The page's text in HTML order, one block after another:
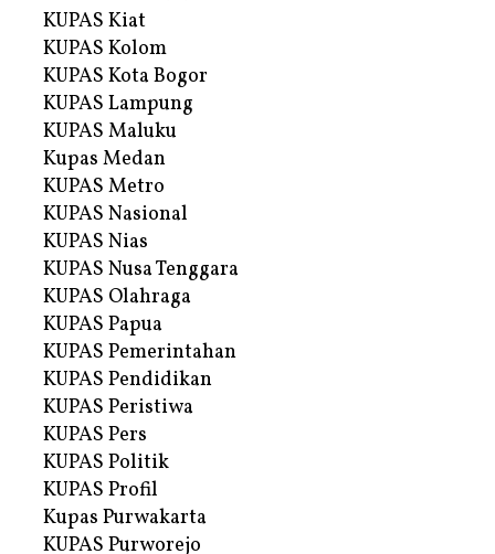
KUPAS Kiat
KUPAS Kolom
KUPAS Kota Bogor
KUPAS Lampung
KUPAS Maluku
Kupas Medan
KUPAS Metro
KUPAS Nasional
KUPAS Nias
KUPAS Nusa Tenggara
KUPAS Olahraga
KUPAS Papua
KUPAS Pemerintahan
KUPAS Pendidikan
KUPAS Peristiwa
KUPAS Pers
KUPAS Politik
KUPAS Profil
Kupas Purwakarta
KUPAS Purworejo